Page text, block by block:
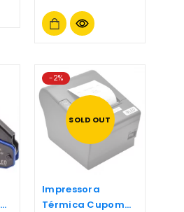
SOLD OUT
-2%
Impressora
Térmica Cupom